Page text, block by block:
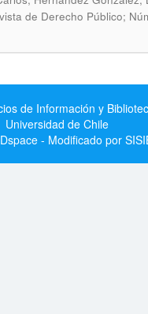
de Derecho Público;
de Información y
Universidad de Chile
- Modificado por